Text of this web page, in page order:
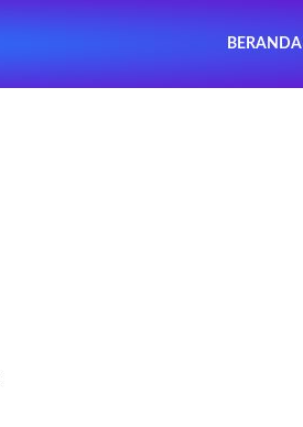
BERANDA